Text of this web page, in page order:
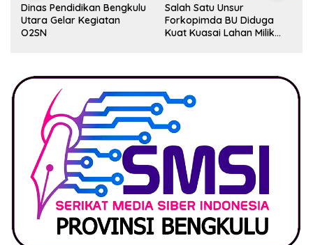
Dinas Pendidikan Bengkulu
Utara Gelar Kegiatan
O2SN
Salah Satu Unsur
Forkopimda BU Diduga
Kuat Kuasai Lahan Milik